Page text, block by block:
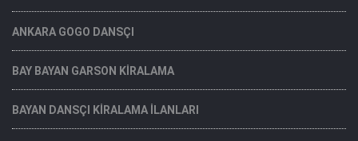
ANKARA GOGO DANSÇI
BAY BAYAN GARSON KİRALAMA
BAYAN DANSÇI KİRALAMA İLANLARI